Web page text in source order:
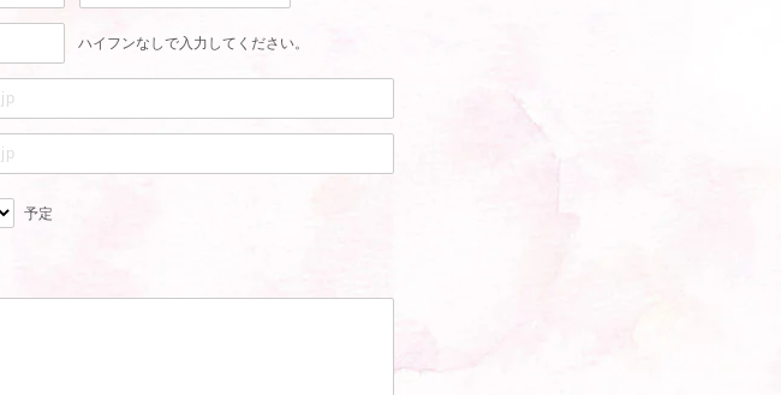
ハイフンなしで入力してください。
予定